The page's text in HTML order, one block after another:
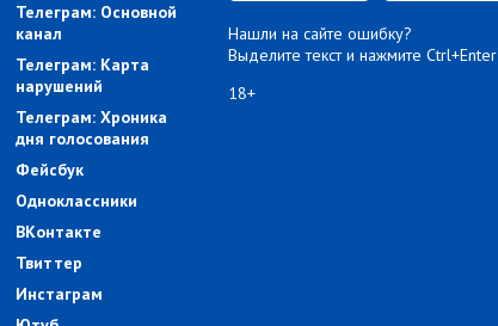
Телеграм: Основной
канал
Телеграм: Карта
нарушений
Телеграм: Хроника
дня голосования
Фейсбук
Одноклассники
ВКонтакте
Твиттер
Инстаграм
Нашли на сайте ошибку?
Выделите текст и нажмите Ctrl+Enter
18+